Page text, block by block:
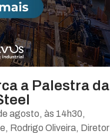
a Palestra da
agosto, às 14h30,
Rodrigo Oliveira, Diretor